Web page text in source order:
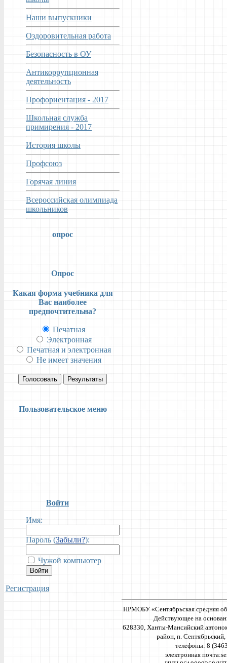
Наши выпускники
Оздоровительная работа
Безопасность в ОУ
Антикоррупционная
деятельность
Профориентация - 2017
Школьная служба
примирения - 2017
История школы
Профсоюз
Горячая линия
Всероссийская олимпиада
школьников
опрос
Опрос
Какая форма учебника для
Вас наиболее
предпочтительна?
Печатная
Электронная
Печатная и электронная
Не имеет значения
Голосовать Результаты
Пользовательское меню
Войти
Имя:
Пароль (Забыли?):
Чужой компьютер
Войти
Регистрация
НРМОБУ «Сентябрьская средняя
Действующее на
628330, Ханты-Мансийский
район, п. Сентябрьский,
телефоны: 8
электронная почта: